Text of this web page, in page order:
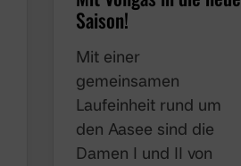
Saison!
Mit einer
gemeinsamen
Laufeinheit rund um
den Aasee sind die
Damen I und II von